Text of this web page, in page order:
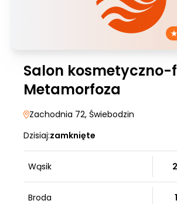
Salon kosmetyczno-
Metamorfoza
Zachodnia 72, Świebodzin
Dzisiaj:zamknięte
Wąsik
Broda